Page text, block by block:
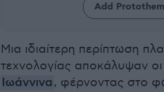
Add
Μια ιδιαίτερη περίπτωση
τεχνολογίας αποκάλυψαν
Ιωάννινα , φέρνοντας στο